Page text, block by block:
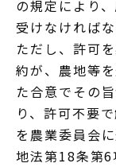
の規定により
受けなければな
ただし、許可
約が、農地等
た合意でその
り、許可不要
を農業委員会
地法第18条第6